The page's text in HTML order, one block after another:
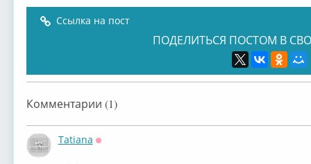
Ссылка на пост
ПОДЕЛИТЬСЯ ПОСТОМ В
Комментарии (1)
Tatiana